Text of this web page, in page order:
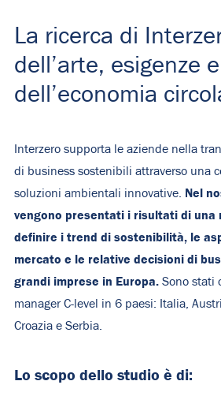
La ricerca di
dell’arte, esigenze
dell’economia
Interzero supporta le aziende nella
di business sostenibili attraverso una
soluzioni ambientali innovative. Nel
vengono presentati i risultati di una
definire i trend di sostenibilità, le
mercato e le relative decisioni di
grandi imprese in Europa. Sono stati
manager C-level in 6 paesi: Italia,
Croazia e Serbia.
Lo scopo dello studio è di: